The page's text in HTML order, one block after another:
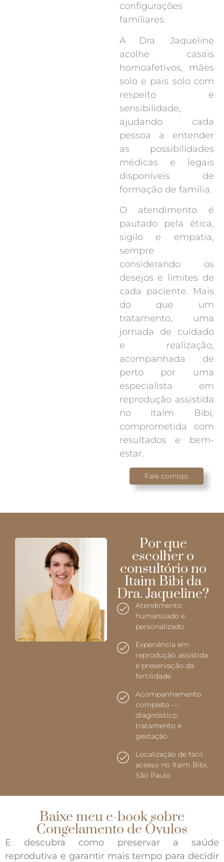
configurações
familiares.
A Dra. Jaqueline
acolhe casais
homoafetivos, mães
solo e pais solo com
respeito e
sensibilidade,
ajudando cada
pessoa a entender
as possibilidades
médicas e legais
disponíveis de
formação de família.
O atendimento é
pautado pela ética,
sigilo e empatia,
sempre
considerando os
desejos e limites de
cada paciente. Mais
do que um
tratamento, uma
jornada de cuidado
e realização,
acompanhada de
perto por uma
especialista em
reprodução assistida
no Itaim Bibi,
comprometida com
resultados e bem-
estar.
Fale comigo
Por que
escolher o
consultório no
Itaim Bibi da
Dra. Jaqueline?
Atendimento
humanizado e
personalizado
Experiência em
reprodução assistida
e preservação da
fertilidade
Acompanhamento
completo —
diagnóstico,
tratamento e
gestação
Localização de fácil
acesso no Itaim Bibi,
São Paulo
Baixe meu e-book sobre
Congelamento de Óvulos
E descubra como preservar a saúde
reprodutiva e garantir mais tempo para decidir